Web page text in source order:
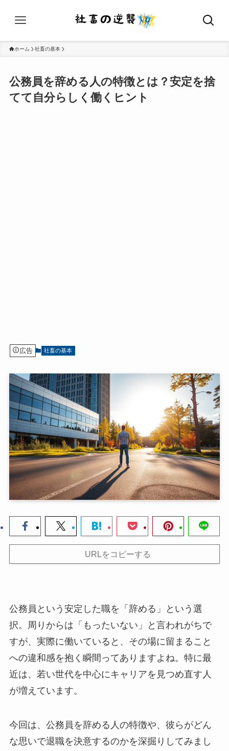
ホーム 社畜の基本
公務員を辞める人の特徴とは？安定を捨
てて自分らしく働くヒント
広告 社畜の基本
URLをコピーする
公務員という安定した職を「辞める」という選
択。周りからは「もったいない」と言われがちで
すが、実際に働いていると、その場に留まること
への違和感を抱く瞬間ってありますよね。特に最
近は、若い世代を中心にキャリアを見つめ直す人
が増えています。
今回は、公務員を辞める人の特徴や、彼らがどん
な思いで退職を決意するのかを深掘りしてみまし